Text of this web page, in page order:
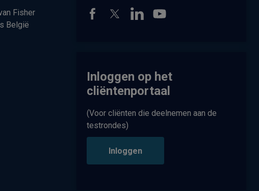
Fisher
België
Inloggen op het
cliëntenportaal
(Voor cliënten die deelnemen aan de
testrondes)
Inloggen